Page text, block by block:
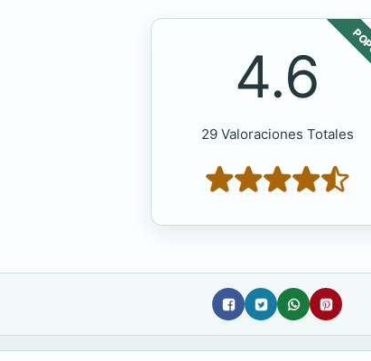
4.6
29 Valoraciones Totales